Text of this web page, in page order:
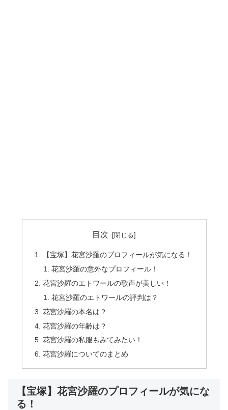
目次
【宝塚】花宮沙羅のプロフィールが気になる！
花宮沙羅の意外なプロフィール！
花宮沙羅のエトワールの歌声が美しい！
花宮沙羅のエトワールの評判は？
花宮沙羅の本名は？
花宮沙羅の年齢は？
花宮沙羅の私服もみてみたい！
花宮沙羅についてのまとめ
【宝塚】花宮沙羅のプロフィールが気にな
る！